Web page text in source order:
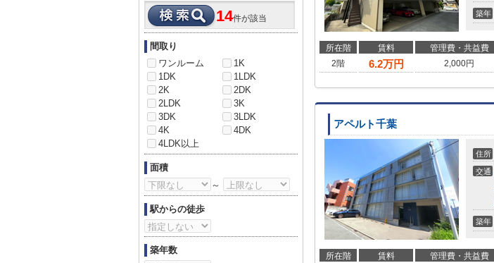
築年
所在階 賃料 管理費・共益費
2階
6.2万円 2,000円
アペルト千葉
住所
交通
築年
所在階 賃料 管理費・共益費
14件が該当
間取り
ワンルーム
1K
1DK
1LDK
2K
2DK
2LDK
3K
3DK
3LDK
4K
4DK
4LDK以上
面積
～
駅からの徒歩
築年数